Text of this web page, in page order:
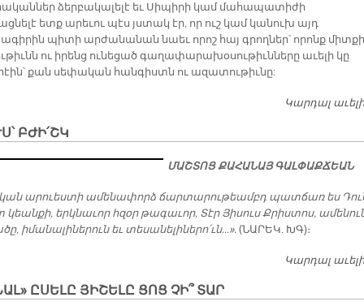
ձերբակալելէ եւ Սիպիրի կամ մահապատիժի
ետք արեւու պէս յստակ էր, որ ուշ կամ կանուխ այդ
պիտի արժանանան նաեւ որոշ հայ գրողներ՝ որոնք միտքի
ու իրենց ունեցած գաղափարախօսութիւնները աւելի կը
քան սեփական հանգիստն ու ազատութիւնը:
Կարդալ
ԲԺԻ՛ՇԿ
ՄԱՇՏՈՑ ՔԱՀԱՆԱՅ ԳԱԼՓԱՔՃԵԱՆ
արուեստի ամենափորձ ճարտարութեամբդ պատճառ ես
երկնաւոր հզօր թագաւոր, Տէր Յիսուս Քրիստոս,
իմանալիներուն եւ տեսանելիներո՛ւն…».(ՆԱՐԵԿ. ԽԳ)։
Կարդալ
ԸՍԵԼԸ ՅԻՇԵԼԸ ՑՈՑ ՉԻ՞ ՏԱՐ